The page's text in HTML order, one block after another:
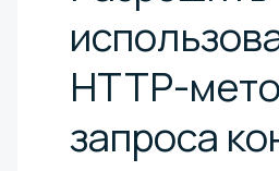
HTTP-
запроса